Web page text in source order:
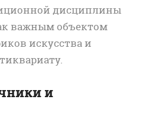
дисциплины
важным объектом
искусства и
и